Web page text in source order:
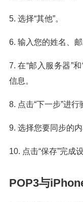
5. 选择“其他”。
6. 输入您的姓名、邮
7. 在“邮入服务器”
信息。
8. 点击“下一步”进行
9. 选择您要同步的
10. 点击“保存”完成设
POP3与